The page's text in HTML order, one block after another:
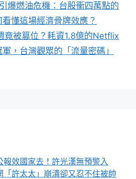
爆燃油危機：台股衝四萬點的
懂這場經濟骨牌效應？
竟被篡位？耗資1.8億的Netflix
，台灣觀眾的「流量密碼」
報效國家去！許光漢無預警入
「許太太」崩潰卻又忍不住被帥